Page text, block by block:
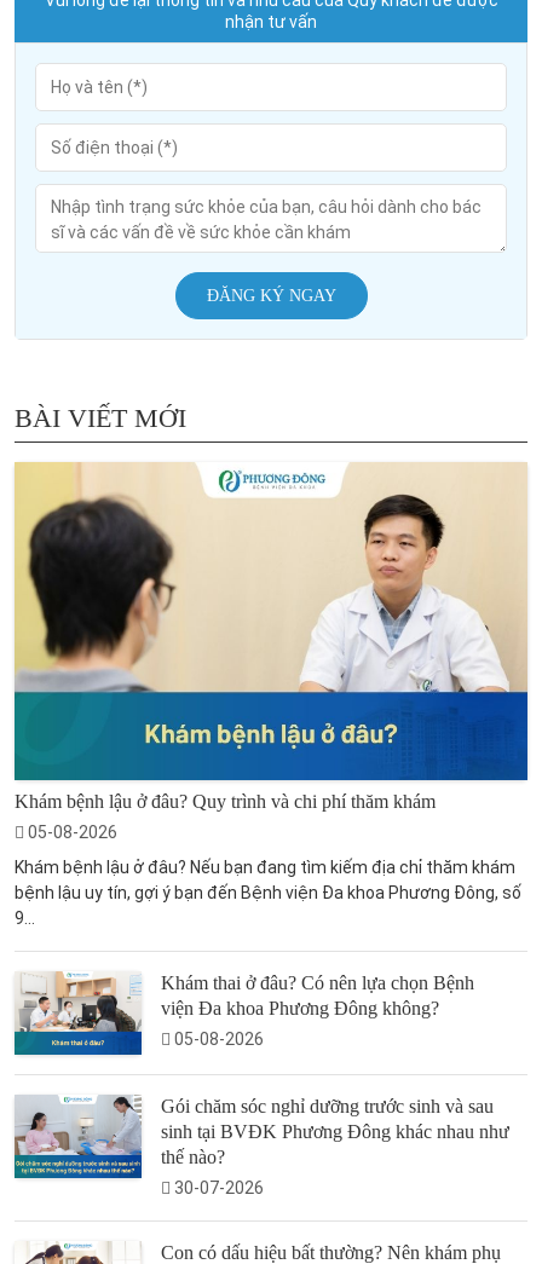
nhận tư vấn
ĐĂNG KÝ NGAY
BÀI VIẾT MỚI
Khám bệnh lậu ở đâu? Quy trình và chi phí thăm khám
05-08-2026
Khám bệnh lậu ở đâu? Nếu bạn đang tìm kiếm địa chỉ thăm khám
bệnh lậu uy tín, gợi ý bạn đến Bệnh viện Đa khoa Phương Đông, số
9...
Khám thai ở đâu? Có nên lựa chọn Bệnh
viện Đa khoa Phương Đông không?
05-08-2026
Gói chăm sóc nghỉ dưỡng trước sinh và sau
sinh tại BVĐK Phương Đông khác nhau như
thế nào?
30-07-2026
Con có dấu hiệu bất thường? Nên khám phụ